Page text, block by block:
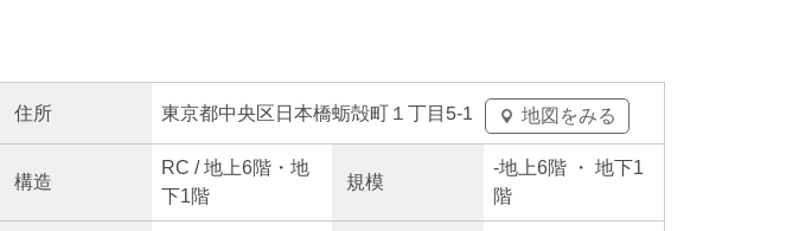
住所 東京都中央区日本橋蛎殻町１丁目5-1 地図をみる
構造
RC / 地上6階・地
下1階
規模
-地上6階 ・ 地下1
階